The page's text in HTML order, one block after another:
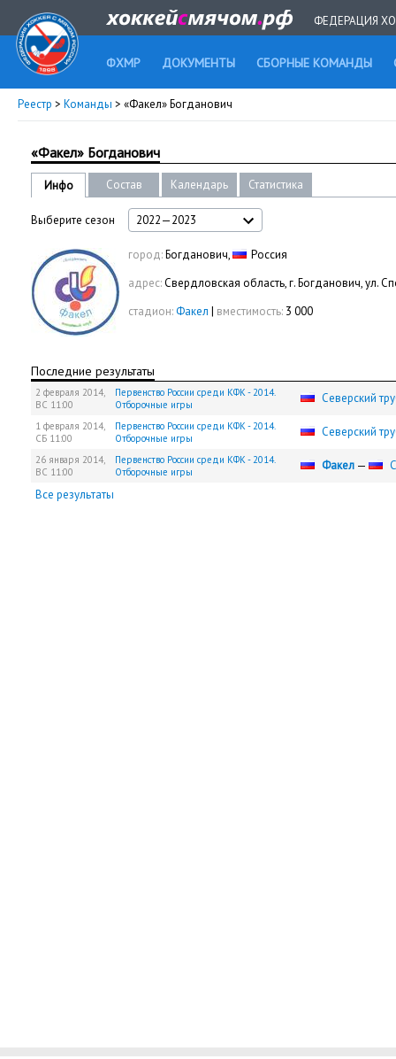
ФЕДЕРАЦИЯ
ФХМР ДОКУМЕНТЫ СБОРНЫЕ КОМАНДЫ
Реестр > Команды > «Факел» Богданович
«Факел» Богданович
Инфо Состав Календарь Статистика
Выберите сезон 2022—2023
город:Богданович,
Россия
адрес:Свердловская область, г. Богданович, ул.
стадион:Факел | вместимость: 3 000
Последние результаты
2 февраля 2014,
ВС 11:00
Первенство России среди КФК - 2014.
Отборочные игры
Северский
1 февраля 2014,
СБ 11:00
Первенство России среди КФК - 2014.
Отборочные игры
Северский
26 января 2014,
ВС 11:00
Первенство России среди КФК - 2014.
Отборочные игры
Факел —
Все результаты